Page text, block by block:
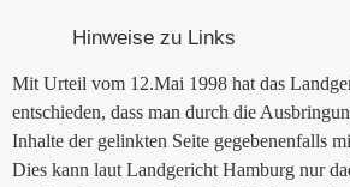
Hinweise zu Links
Mit Urteil vom 12.Mai 1998 hat das
entschieden, dass man durch die
Inhalte der gelinkten Seite gegebenenfalls
Dies kann laut Landgericht Hamburg nur